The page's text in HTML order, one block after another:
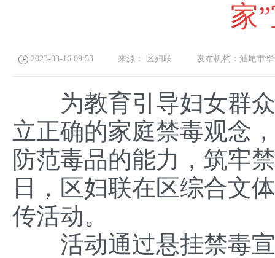
家
2023-03-16 09:53 来源： 区妇联 发布机构： 汕尾市
为教育引导妇女群众
立正确的家庭禁毒观念
防范毒品的能力，筑牢
日，区妇联在区综合文
传活动。
活动通过悬挂禁毒宣